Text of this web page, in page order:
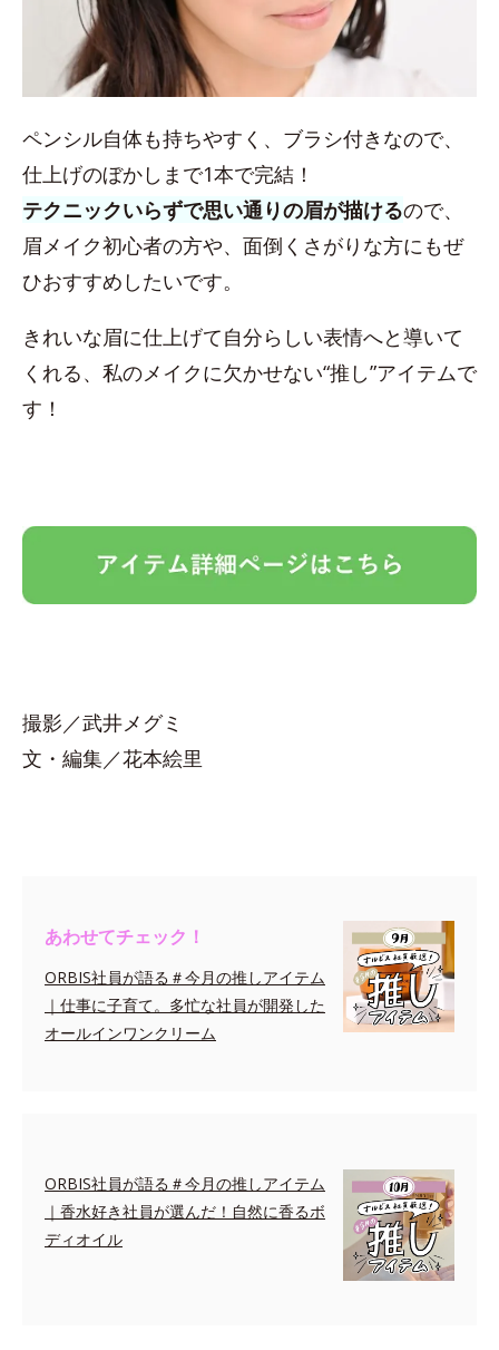
ペンシル自体も持ちやすく、ブラシ付きなので、
仕上げのぼかしまで1本で完結！
テクニックいらずで思い通りの眉が描けるので、
眉メイク初心者の方や、面倒くさがりな方にもぜ
ひおすすめしたいです。
きれいな眉に仕上げて自分らしい表情へと導いて
くれる、私のメイクに欠かせない“推し”アイテムで
す！
撮影／武井メグミ
文・編集／花本絵里
あわせてチェック！
ORBIS社員が語る＃今月の推しアイテム
｜仕事に子育て。多忙な社員が開発した
オールインワンクリーム
ORBIS社員が語る＃今月の推しアイテム
｜香水好き社員が選んだ！自然に香るボ
ディオイル